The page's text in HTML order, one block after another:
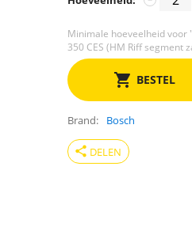
Minimale hoeveelheid voor
350 CES (HM Riff segment
BESTEL
Brand Bosch
share DELEN